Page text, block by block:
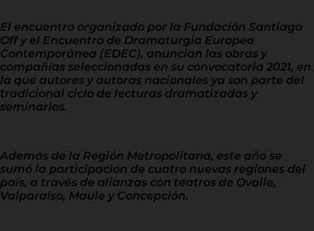
El encuentro organizado por la Fundación Santiago
Off y el Encuentro de Dramaturgia Europea
Contemporánea (EDEC), anuncian las obras y
compañías seleccionadas en su convocatoria 2021, en
la que autores y autoras nacionales ya son parte del
tradicional ciclo de lecturas dramatizadas y
seminarios.
Además de la Región Metropolitana, este año se
sumó la participación de cuatro nuevas regiones del
país, a través de alianzas con teatros de Ovalle,
Valparaíso, Maule y Concepción.